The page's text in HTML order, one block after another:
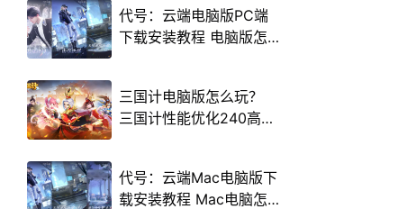
代号：云端电脑版PC端
下载安装教程 电脑版怎
三国计电脑版怎么玩？
三国计性能优化240高帧
代号：云端Mac电脑版下
载安装教程 Mac电脑怎